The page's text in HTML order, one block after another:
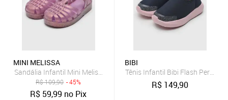
MINI MELISSA
Sandália Infantil Mini Melissa Possession Shiny B Lilás
R$109,90 - 45%
R$ 59,99 no Pix
BIBI
Tênis Infantil Bibi Flash
R$ 149,90